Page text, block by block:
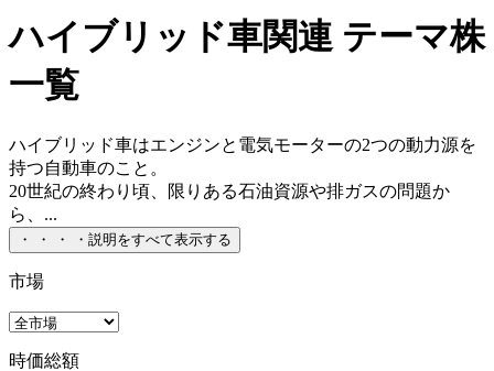
ハイブリッド車関連 テーマ株
一覧
ハイブリッド車はエンジンと電気モーターの2つの動力源を
持つ自動車のこと。
20世紀の終わり頃、限りある石油資源や排ガスの問題か
ら、...
・ ・ ・ ・ 説明をすべて表示する
市場
時価総額